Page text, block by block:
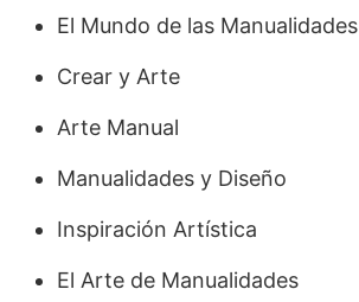
El Mundo de las Manualidades
Crear y Arte
Arte Manual
Manualidades y Diseño
Inspiración Artística
El Arte de Manualidades